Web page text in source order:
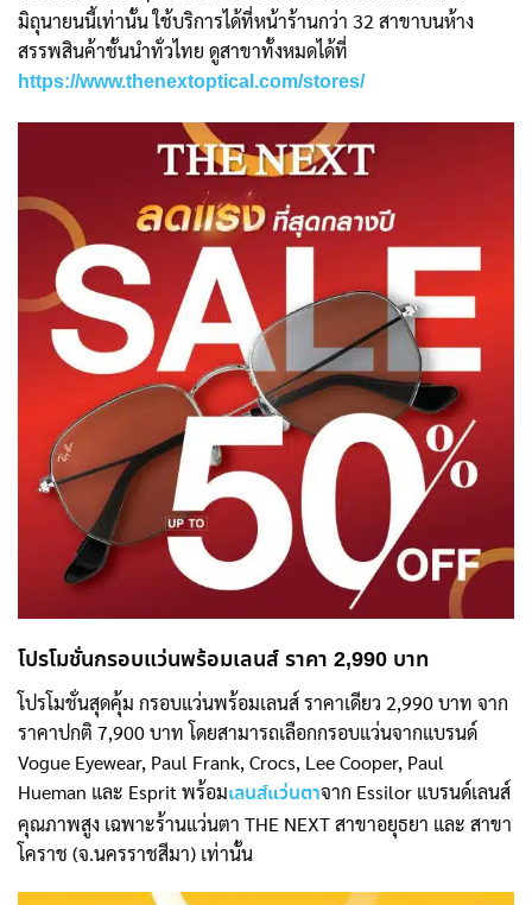
มิถุนายนนี้เท่านั้น ใช้บริการได้ที่หน้าร้านกว่า 32 สาขาบนห้าง
สรรพสินค้าชั้นนำทั่วไทย ดูสาขาทั้งหมดได้ที่
https://www.thenextoptical.com/stores/
โปรโมชั่นกรอบแว่นพร้อมเลนส์ ราคา 2,990 บาท
โปรโมชั่นสุดคุ้ม กรอบแว่นพร้อมเลนส์ ราคาเดียว 2,990 บาท จาก
ราคาปกติ 7,900 บาท โดยสามารถเลือกกรอบแว่นจากแบรนด์
Vogue Eyewear, Paul Frank, Crocs, Lee Cooper, Paul
Hueman และ Esprit พร้อมเลนส์แว่นตาจาก Essilor แบรนด์เลนส์
คุณภาพสูง เฉพาะร้านแว่นตา THE NEXT สาขาอยุธยา และ สาขา
โคราช (จ.นครราชสีมา) เท่านั้น